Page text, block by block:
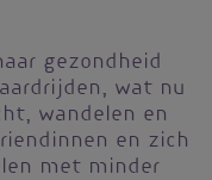
gezondheid
wat nu
wandelen en
en zich
met minder